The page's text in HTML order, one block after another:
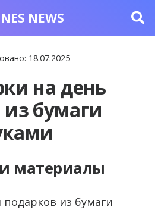
NEWS
18.07.2025
на день
бумаги
материалы
подарков из бумаги